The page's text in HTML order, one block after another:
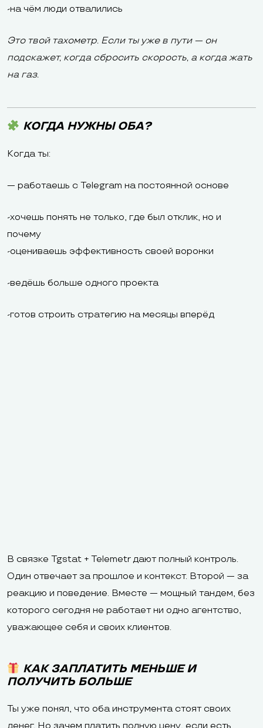
-на чём люди отвалились
Это твой тахометр. Если ты уже в пути — он
подскажет, когда сбросить скорость, а когда жать
на газ.
КОГДА НУЖНЫ ОБА?
Когда ты:
— работаешь с Telegram на постоянной основе
-хочешь понять не только, где был отклик, но и
почему
-оцениваешь эффективность своей воронки
-ведёшь больше одного проекта
-готов строить стратегию на месяцы вперёд
В связке Tgstat + Telemetr дают полный контроль.
Один отвечает за прошлое и контекст. Второй — за
реакцию и поведение. Вместе — мощный тандем, без
которого сегодня не работает ни одно агентство,
уважающее себя и своих клиентов.
КАК ЗАПЛАТИТЬ МЕНЬШЕ И
ПОЛУЧИТЬ БОЛЬШЕ
Ты уже понял, что оба инструмента стоят своих
денег. Но зачем платить полную цену, если есть